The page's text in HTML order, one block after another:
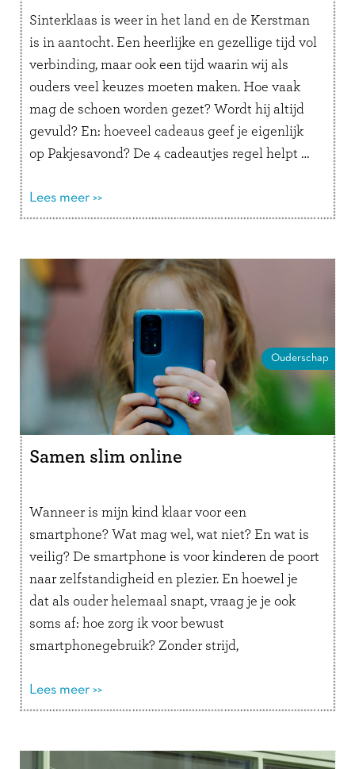
Sinterklaas is weer in het land en de Kerstman
is in aantocht. Een heerlijke en gezellige tijd vol
verbinding, maar ook een tijd waarin wij als
ouders veel keuzes moeten maken. Hoe vaak
mag de schoen worden gezet? Wordt hij altijd
gevuld? En: hoeveel cadeaus geef je eigenlijk
op Pakjesavond? De 4 cadeautjes regel helpt …
Lees meer >>
Ouderschap
Samen slim online
Wanneer is mijn kind klaar voor een
smartphone? Wat mag wel, wat niet? En wat is
veilig? De smartphone is voor kinderen de poort
naar zelfstandigheid en plezier. En hoewel je
dat als ouder helemaal snapt, vraag je je ook
soms af: hoe zorg ik voor bewust
smartphonegebruik? Zonder strijd,
Lees meer >>